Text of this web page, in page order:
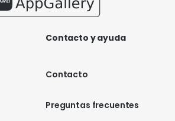
Contacto y ayuda
Contacto
Preguntas frecuentes